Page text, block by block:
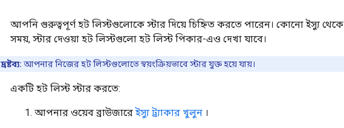
আপনি গুরুত্বপূর্ণ হট লিস্টগুলোকে স্টার দিয়ে চিহ্নিত করতে পারেন। কোনো ইস্যু থেকে
সময়, স্টার দেওয়া হট লিস্টগুলো হট লিস্ট পিকার-এও দেখা যাবে।
দ্রষ্টব্য: আপনার নিজের হট লিস্টগুলোতে স্বয়ংক্রিয়ভাবে স্টার যুক্ত হয়ে যায়।
একটি হট লিস্ট স্টার করতে:
আপনার ওয়েব ব্রাউজারেইস্যু ট্র্যাকার খুলুন ।